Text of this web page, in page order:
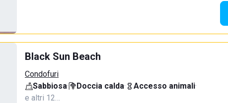
Black Sun Beach
Condofuri
Sabbiosa· Doccia calda· Accesso animali·
e altri 12…